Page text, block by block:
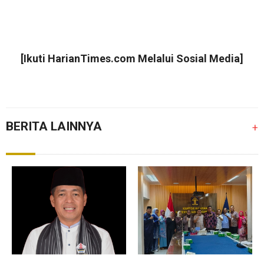
[Ikuti HarianTimes.com Melalui Sosial Media]
BERITA LAINNYA +